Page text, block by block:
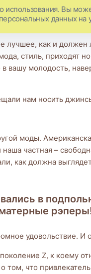
друзья?! Разве я
что он так
лучшее, как и
стиль, приходят
молодость,
нам носить
моды.
частная –
как должна
в
удовольствие. И
Z, к коему
что
Вы
данных